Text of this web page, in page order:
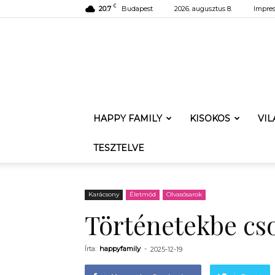
20.7 C Budapest 2026. augusztus 8.
HAPPY FAMILY KISOKOS
TESZTELVE
Karácsony Életmód Olvasósarok
Történetekbe
Írta: happyfamily - 2025-12-19